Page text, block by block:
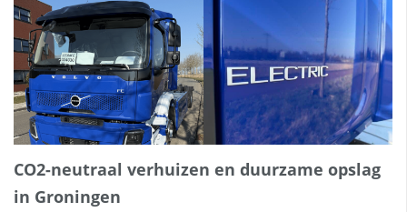
CO2-neutraal verhuizen en duurzame opslag
in Groningen